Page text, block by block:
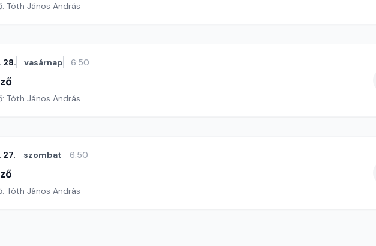
Tóth János András
28. vasárnap 6:50
Tóth János András
27. szombat 6:50
Tóth János András